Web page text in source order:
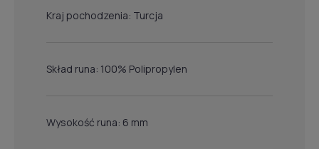
Kraj pochodzenia: Turcja
Skład runa: 100% Polipropylen
Wysokość runa: 6 mm